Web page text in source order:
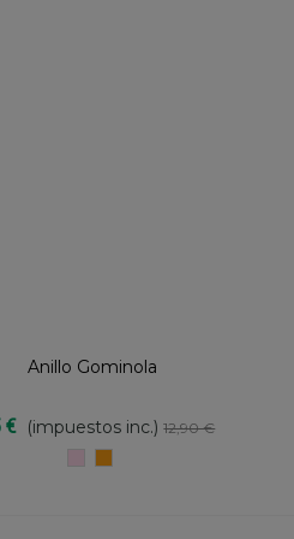
Compartir
Anillo Gominola
€ (impuestos inc.) 12,90 €
ROSANARANJA